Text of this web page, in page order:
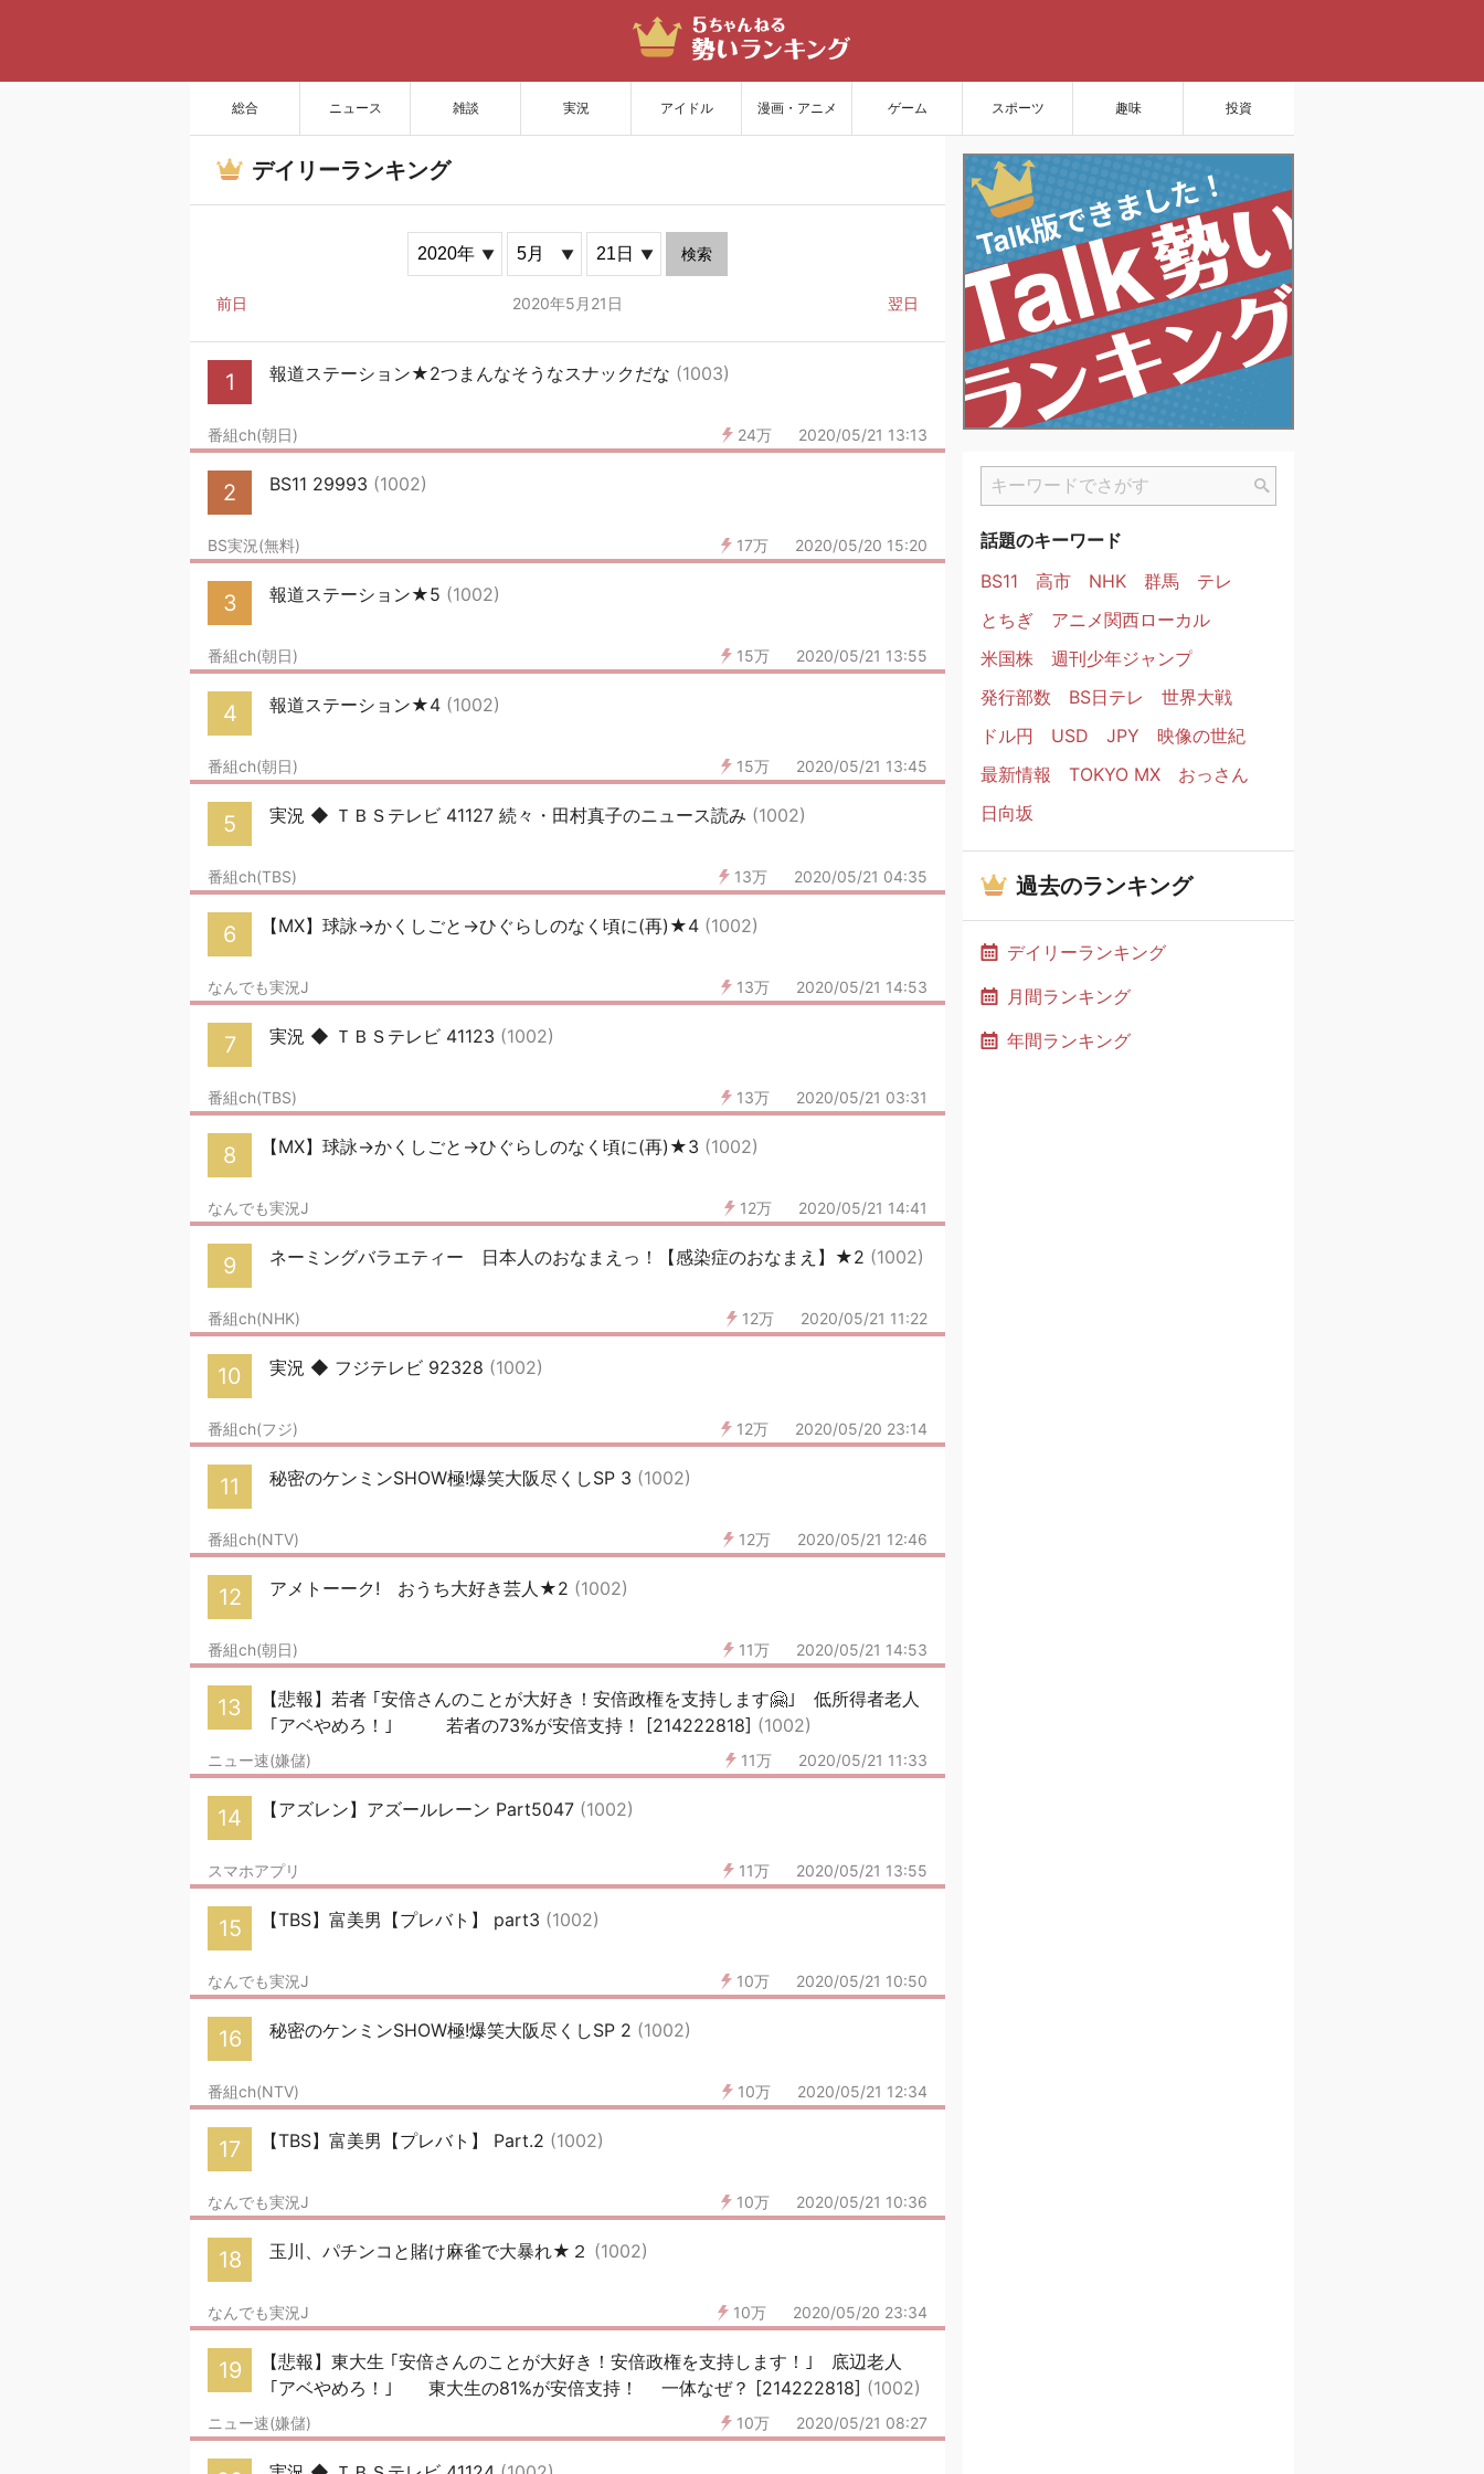
総合 ニュース 雑談 実況 アイドル 漫画・アニメ ゲーム スポーツ 趣味 投資
デイリーランキング
検索
前日 2020年5月21日 翌日
1 報道ステーション★2つまんなそうなスナックだな (1003)
24万 2020/05/21 13:13
番組ch(朝日)
2 BS11 29993 (1002)
17万 2020/05/20 15:20
BS実況(無料)
3 報道ステーション★5 (1002)
15万 2020/05/21 13:55
番組ch(朝日)
4 報道ステーション★4 (1002)
15万 2020/05/21 13:45
番組ch(朝日)
5 実況 ◆ ＴＢＳテレビ 41127 続々・田村真子のニュース読み (1002)
13万 2020/05/21 04:35
番組ch(TBS)
6 【MX】球詠→かくしごと→ひぐらしのなく頃に(再)★4 (1002)
13万 2020/05/21 14:53
なんでも実況J
7 実況 ◆ ＴＢＳテレビ 41123 (1002)
13万 2020/05/21 03:31
番組ch(TBS)
8 【MX】球詠→かくしごと→ひぐらしのなく頃に(再)★3 (1002)
12万 2020/05/21 14:41
なんでも実況J
9 ネーミングバラエティー 日本人のおなまえっ！【感染症のおなまえ】★2 (1002)
12万 2020/05/21 11:22
番組ch(NHK)
10 実況 ◆ フジテレビ 92328 (1002)
12万 2020/05/20 23:14
番組ch(フジ)
11 秘密のケンミンSHOW極!爆笑大阪尽くしSP 3 (1002)
12万 2020/05/21 12:46
番組ch(NTV)
12 アメトーーク! おうち大好き芸人★2 (1002)
11万 2020/05/21 14:53
番組ch(朝日)
13
【悲報】若者 ｢安倍さんのことが大好き！安倍政権を支持します🤗｣ 低所得者老人
｢アベやめろ！｣ 若者の73%が安倍支持！ [214222818] (1002)
11万 2020/05/21 11:33
ニュー速(嫌儲)
14 【アズレン】アズールレーン Part5047 (1002)
11万 2020/05/21 13:55
スマホアプリ
15 【TBS】富美男【プレバト】 part3 (1002)
10万 2020/05/21 10:50
なんでも実況J
16 秘密のケンミンSHOW極!爆笑大阪尽くしSP 2 (1002)
10万 2020/05/21 12:34
番組ch(NTV)
17 【TBS】富美男【プレバト】 Part.2 (1002)
10万 2020/05/21 10:36
なんでも実況J
18 玉川、パチンコと賭け麻雀で大暴れ★２ (1002)
10万 2020/05/20 23:34
なんでも実況J
19
【悲報】東大生 ｢安倍さんのことが大好き！安倍政権を支持します！｣ 底辺老人
｢アベやめろ！｣ 東大生の81%が安倍支持！ 一体なぜ？ [214222818] (1002)
10万 2020/05/21 08:27
ニュー速(嫌儲)
話題のキーワード
BS11
高市 NHK 群馬
テレ
とちぎ
アニメ関西ローカル
米国株
週刊少年ジャンプ
発行部数
BS日テレ
世界大戦
ドル円
USD JPY
映像の世紀
最新情報
TOKYO MX
おっさん
日向坂
過去のランキング
デイリーランキング
月間ランキング
年間ランキング